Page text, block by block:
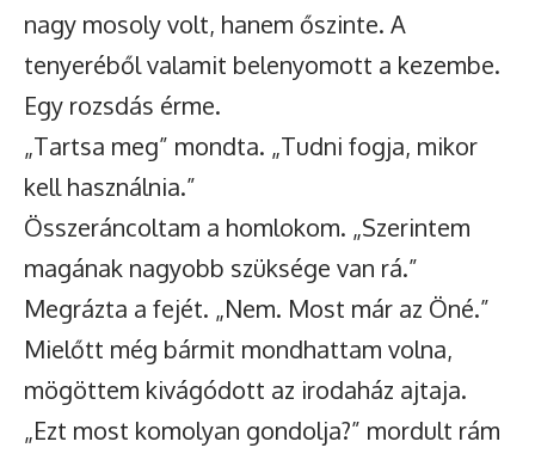
nagy mosoly volt, hanem őszinte. A
tenyeréből valamit belenyomott a kezembe.
Egy rozsdás érme.
„Tartsa meg” mondta. „Tudni fogja, mikor
kell használnia.”
Összeráncoltam a homlokom. „Szerintem
magának nagyobb szüksége van rá.”
Megrázta a fejét. „Nem. Most már az Öné.”
Mielőtt még bármit mondhattam volna,
mögöttem kivágódott az irodaház ajtaja.
„Ezt most komolyan gondolja?” mordult rám